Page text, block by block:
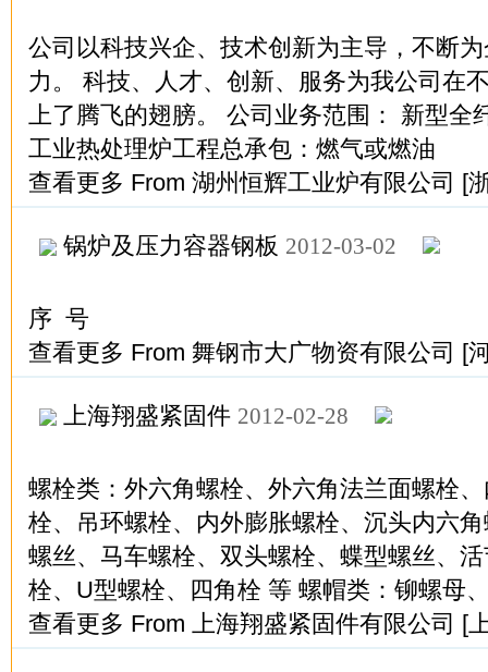
公司以科技兴企、技术创新为主导，不断
力。 科技、人才、创新、服务为我公司在
上了腾飞的翅膀。 公司业务范围： 新型全
工业热处理炉工程总承包：燃气或燃油
查看更多 From 湖州恒辉工业炉有限公司 [
锅炉及压力容器钢板 2012-03-02
序 号
查看更多 From 舞钢市大广物资有限公司 [
上海翔盛紧固件 2012-02-28
螺栓类：外六角螺栓、外六角法兰面螺栓
栓、吊环螺栓、内外膨胀螺栓、沉头内六
螺丝、马车螺栓、双头螺栓、蝶型螺丝、
栓、U型螺栓、四角栓 等 螺帽类：铆螺母
查看更多 From 上海翔盛紧固件有限公司 [